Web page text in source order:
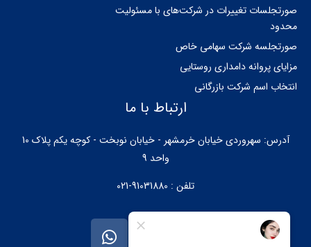
ارتباط با ما
آدرس: سهروردی خیابان خرمشهر - خیابان نوبخت - کوچه یکم پلاک 10
واحد 9
تلفن : 91031880-021
T
I
W
h
صورتجلسات تغییرات در شرکت‌های با مسئولیت
محدود
صورتجلسه شرکت سهامی خاص
مزایای پروانه دامداری روستایی
انتخاب اسم شرکت بازرگانی